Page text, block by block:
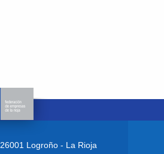
26001 Logroño - La Rioja